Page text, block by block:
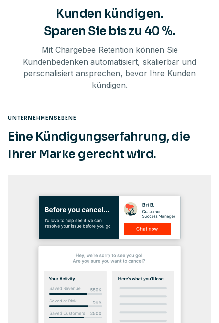
Kunden kündigen.
Sparen Sie bis zu 40 %.
Mit Chargebee Retention können Sie
Kundenbedenken automatisiert, skalierbar und
personalisiert ansprechen, bevor Ihre Kunden
kündigen.
UNTERNEHMENSEBENE
Eine Kündigungserfahrung, die
Ihrer Marke gerecht wird.